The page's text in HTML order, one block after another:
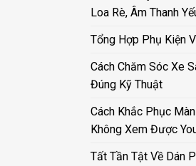
Loa Rè, Âm Thanh
Tổng Hợp Phụ Kiện
Cách Chăm Sóc Xe
Đúng Kỹ Thuật
Cách Khắc Phục
Không Xem Được
Tất Tần Tật Về Dán